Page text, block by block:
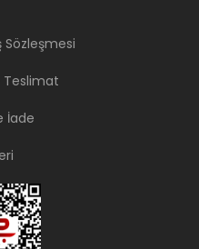
Sözleşmesi
İade